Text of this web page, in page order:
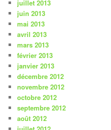
juillet 2013
juin 2013
mai 2013
avril 2013
mars 2013
février 2013
janvier 2013
décembre 2012
novembre 2012
octobre 2012
septembre 2012
août 2012